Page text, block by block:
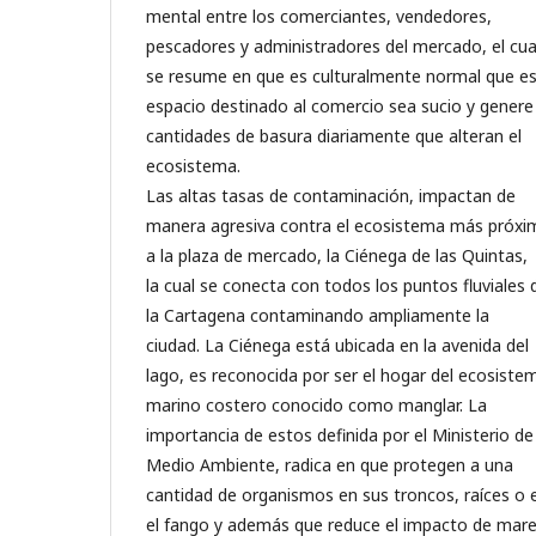
mental entre los comerciantes, vendedores,
pescadores y administradores del mercado, el
se resume en que es culturalmente normal que
espacio destinado al comercio sea sucio y genere
cantidades de basura diariamente que alteran el
ecosistema.
Las altas tasas de contaminación, impactan de
manera agresiva contra el ecosistema más
a la plaza de mercado, la Ciénega de las Quintas,
la cual se conecta con todos los puntos fluviales
la Cartagena contaminando ampliamente la
ciudad. La Ciénega está ubicada en la avenida del
lago, es reconocida por ser el hogar del
marino costero conocido como manglar. La
importancia de estos definida por el Ministerio de
Medio Ambiente, radica en que protegen a una
cantidad de organismos en sus troncos, raíces o
el fango y además que reduce el impacto de